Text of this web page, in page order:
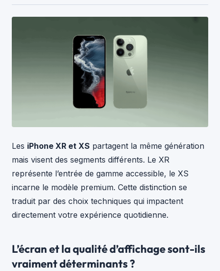
Les iPhone XR et XS partagent la même génération
mais visent des segments différents. Le XR
représente l’entrée de gamme accessible, le XS
incarne le modèle premium. Cette distinction se
traduit par des choix techniques qui impactent
directement votre expérience quotidienne.
L’écran et la qualité d’affichage sont-ils
vraiment déterminants ?